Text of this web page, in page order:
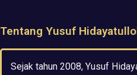
Tentang Yusuf
Sejak tahun 2008, Yusuf